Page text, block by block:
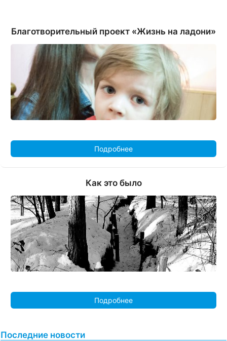
Благотворительный проект «Жизнь на ладони»
Подробнее
Как это было
Подробнее
Последние новости